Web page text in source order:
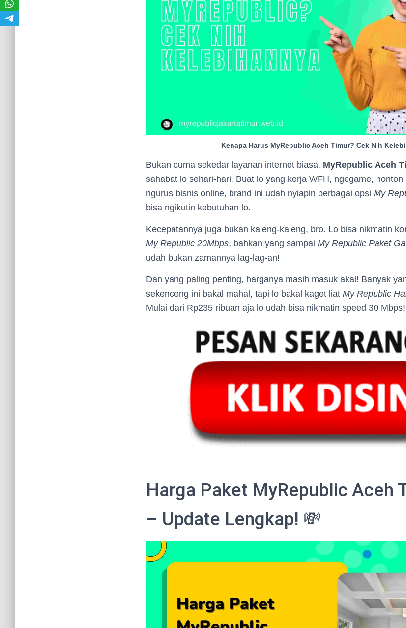
Kenapa Harus MyRepublic Aceh Timur? Cek Nih
Bukan cuma sekedar layanan internet biasa, MyRepublic Aceh
sahabat lo sehari-hari. Buat lo yang kerja WFH, ngegame,
ngurus bisnis online, brand ini udah nyiapin berbagai opsi My
bisa ngikutin kebutuhan lo.
Kecepatannya juga bukan kaleng-kaleng, bro. Lo bisa nikmatin
My Republic 20Mbps, bahkan yang sampai My Republic Paket
udah bukan zamannya lag-lag-an!
Dan yang paling penting, harganya masih masuk akal! Banyak
sekenceng ini bakal mahal, tapi lo bakal kaget liat My Republic
Mulai dari Rp235 ribuan aja lo udah bisa nikmatin speed 30 Mbps!
Harga Paket MyRepublic Aceh
– Update Lengkap! 💸